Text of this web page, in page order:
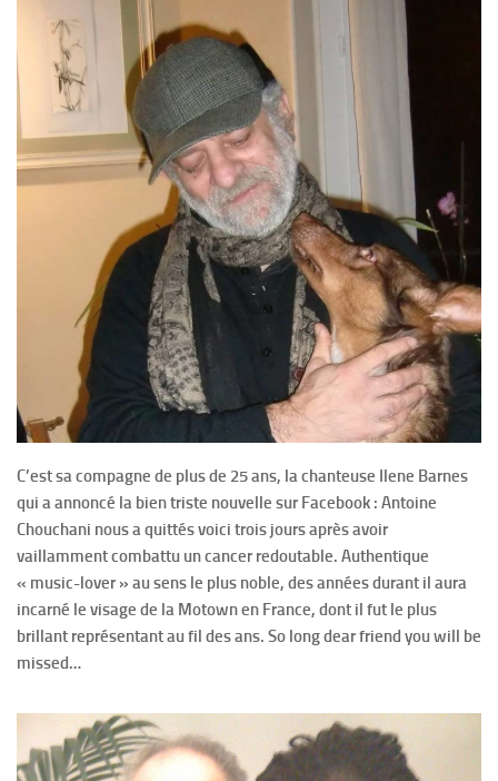
C’est sa compagne de plus de 25 ans, la chanteuse Ilene Barnes
qui a annoncé la bien triste nouvelle sur Facebook : Antoine
Chouchani nous a quittés voici trois jours après avoir
vaillamment combattu un cancer redoutable. Authentique
« music-lover » au sens le plus noble, des années durant il aura
incarné le visage de la Motown en France, dont il fut le plus
brillant représentant au fil des ans. So long dear friend you will be
missed…